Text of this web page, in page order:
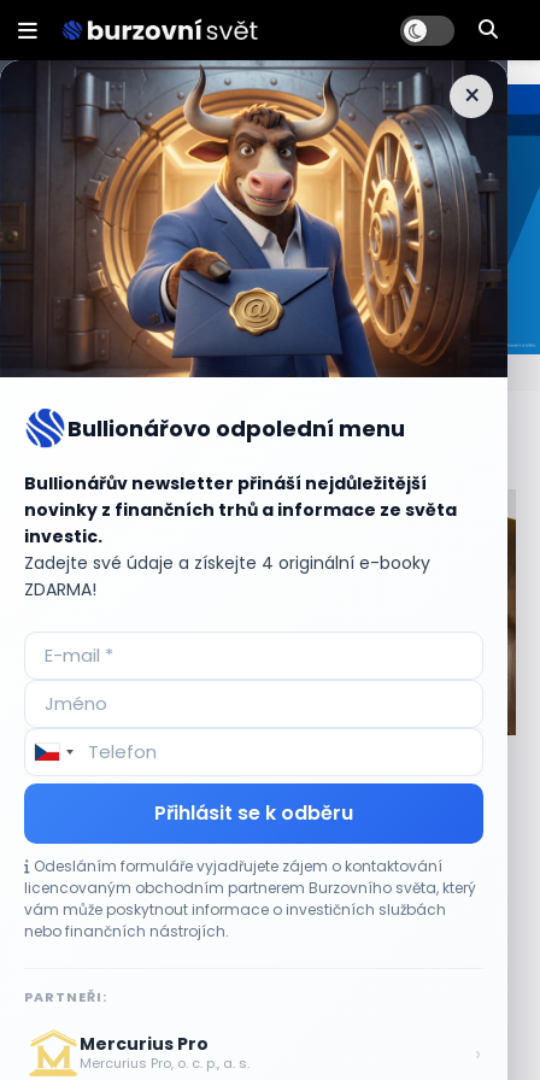
×
Bullionářovo odpolední menu
Bullionářův newsletter přináší nejdůležitější
novinky z finančních trhů a informace ze světa
investic.
Zadejte své údaje a získejte 4 originální e-booky
ZDARMA!
Přihlásit se k odběru
Odesláním formuláře vyjadřujete zájem o kontaktování
licencovaným obchodním partnerem Burzovního světa, který
vám může poskytnout informace o investičních službách
nebo finančních nástrojích.
PARTNEŘI:
Mercurius Pro
Mercurius Pro, o. c. p., a. s. ›
Zprávy.
AKCIE
Twilio zvýšilo celoroční výhled, rekordní tržby
poslaly akcie o 25 %
Rekordní čtvrtletí a vyšší celoroční výhled Americká
komunikační platforma Twilio (TWLO) 6. srpna výrazně
zlepšila svůj výhled na rok 2026....
Tržby firem z S&P 500 rostou o 15 %,